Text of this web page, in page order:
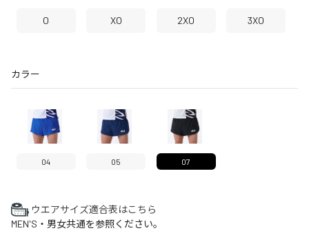
O XO 2XO 3XO
カラー
04 05 07
ウエアサイズ適合表はこちら
MEN'S・男女共通を参照ください。